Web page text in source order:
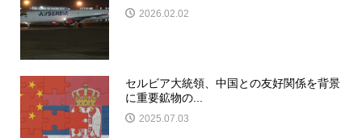
2026.02.02
セルビア大統領、中国との友好関係を背景
に重要鉱物の...
2025.07.03